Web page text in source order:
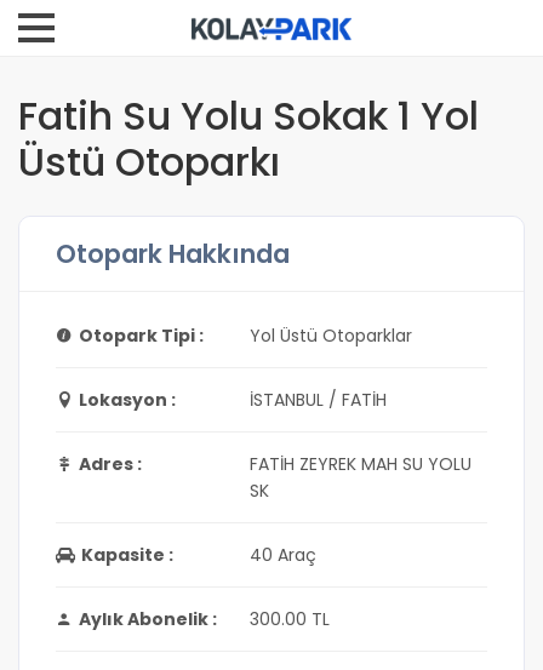
Fatih Su Yolu Sokak 1 Yol
Üstü Otoparkı
Otopark Hakkında
Otopark Tipi : Yol Üstü Otoparklar
Lokasyon : İSTANBUL / FATİH
Adres :
FATİH ZEYREK MAH SU YOLU
SK
Kapasite : 40 Araç
Aylık Abonelik : 300.00 TL